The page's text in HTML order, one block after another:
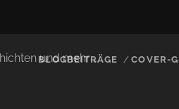
und mehr …
BLOGBEITRÄGE COVER-